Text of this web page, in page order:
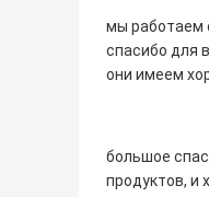
мы работаем
спасибо для
они имеем
большое
продуктов, и